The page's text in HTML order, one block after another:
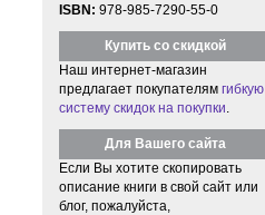
ISBN: 978-985-7290-55-0
Купить со скидкой
Наш интернет-магазин
предлагает покупателям гибкую
систему скидок на покупки
Для Вашего сайта
Если Вы хотите скопировать
описание книги в свой сайт или
блог, пожалуйста,